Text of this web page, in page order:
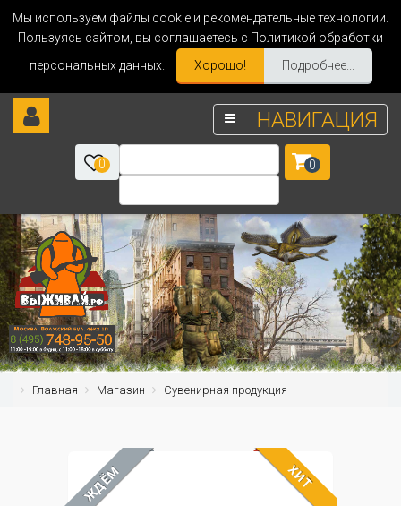
Мы используем файлы cookie и рекомендательные технологии.
Пользуясь сайтом, вы соглашаетесь с Политикой обработки
персональных данных.
Хорошо! Подробнее...
НАВИГАЦИЯ
0 0
Главная Магазин Сувенирная продукция
ЖДЁМ ХИТ